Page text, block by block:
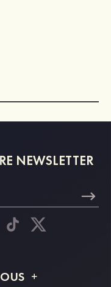
NEWSLETTER